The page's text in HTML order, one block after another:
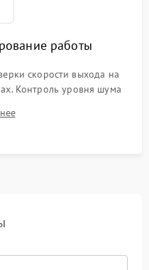
работы
скорости выхода на
Контроль уровня шума
стенок и корректного
оттайки.